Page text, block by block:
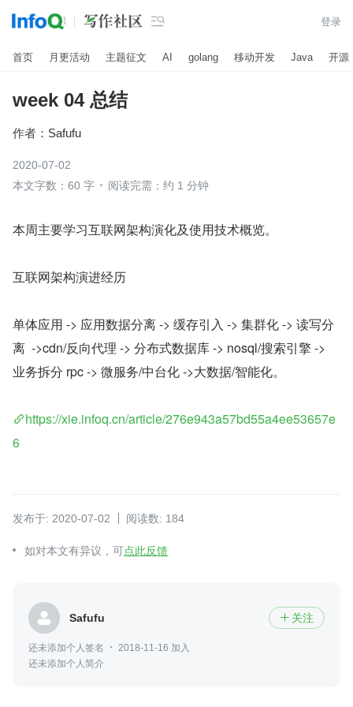
 登录
首页 月更活动 主题征文 AI golang 移动开发 Java 开源
week 04 总结
作者： Safufu
2020-07-02
本文字数：60 字
阅读完需：约 1 分钟
本周主要学习互联网架构演化及使用技术概览。
互联网架构演进经历
单体应用 -> 应用数据分离 -> 缓存引入 -> 集群化 -> 读写分
离  ->cdn/反向代理 -> 分布式数据库 -> nosql/搜索引擎 ->
业务拆分 rpc -> 微服务/中台化 ->大数据/智能化。
https://xie.infoq.cn/article/276e943a57bd55a4ee53657e
6
发布于: 2020-07-02 阅读数: 184
如对本文有异议，可点此反馈
Safufu  关注
还未添加个人签名
2018-11-16 加入
还未添加个人简介